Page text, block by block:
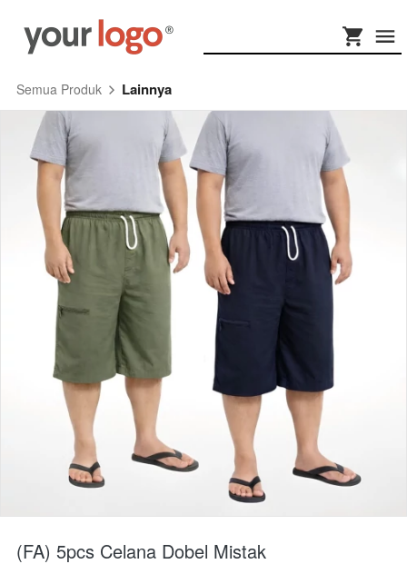
Semua Produk Lainnya
(FA) 5pcs Celana Dobel Mistak